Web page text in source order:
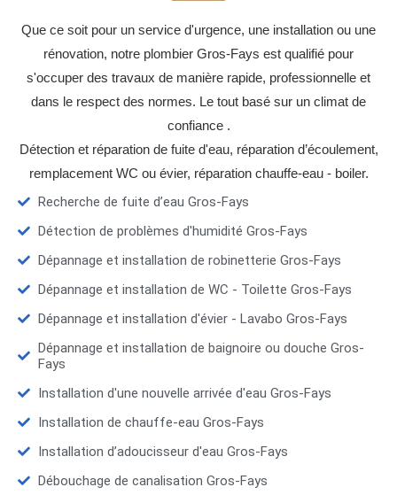
Que ce soit pour un service d'urgence, une installation ou une
rénovation, notre plombier Gros-Fays est qualifié pour
s'occuper des travaux de manière rapide, professionnelle et
dans le respect des normes. Le tout basé sur un climat de
confiance .
Détection et réparation de fuite d'eau, réparation d’écoulement,
remplacement WC ou évier, réparation chauffe-eau - boiler.
Recherche de fuite d’eau Gros-Fays
Détection de problèmes d'humidité Gros-Fays
Dépannage et installation de robinetterie Gros-Fays
Dépannage et installation de WC - Toilette Gros-Fays
Dépannage et installation d'évier - Lavabo Gros-Fays
Dépannage et installation de baignoire ou douche Gros-
Fays
Installation d'une nouvelle arrivée d'eau Gros-Fays
Installation de chauffe-eau Gros-Fays
Installation d’adoucisseur d'eau Gros-Fays
Débouchage de canalisation Gros-Fays